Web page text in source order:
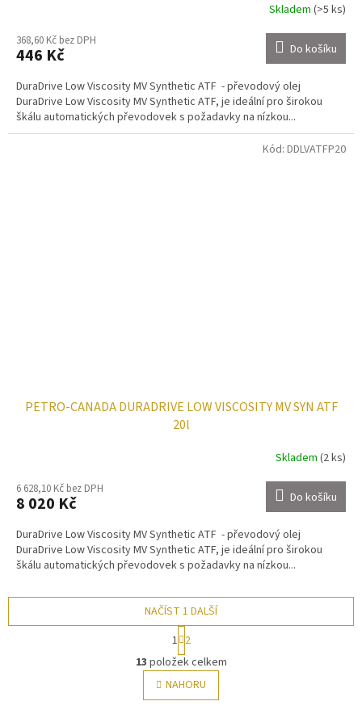
Skladem (>5 ks)
368,60 Kč bez DPH
446 Kč Do košíku
DuraDrive Low Viscosity MV Synthetic ATF - převodový olej
DuraDrive Low Viscosity MV Synthetic ATF, je ideální pro širokou
škálu automatických převodovek s požadavky na nízkou...
PETRO-CANADA DURADRIVE LOW VISCOSITY MV SYN ATF
20l
Skladem (2 ks)
6 628,10 Kč bez DPH
8 020 Kč Do košíku
DuraDrive Low Viscosity MV Synthetic ATF - převodový olej
DuraDrive Low Viscosity MV Synthetic ATF, je ideální pro širokou
škálu automatických převodovek s požadavky na nízkou...
Kód: DDLVATFP20
O
v
l
á
NAČÍST 1 DALŠÍ
S
t
r
á
n
k
1 2
13 položek celkem
NAHORU